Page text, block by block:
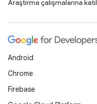
Araştırma çalışmalarına katıl
Android
Chrome
Firebase